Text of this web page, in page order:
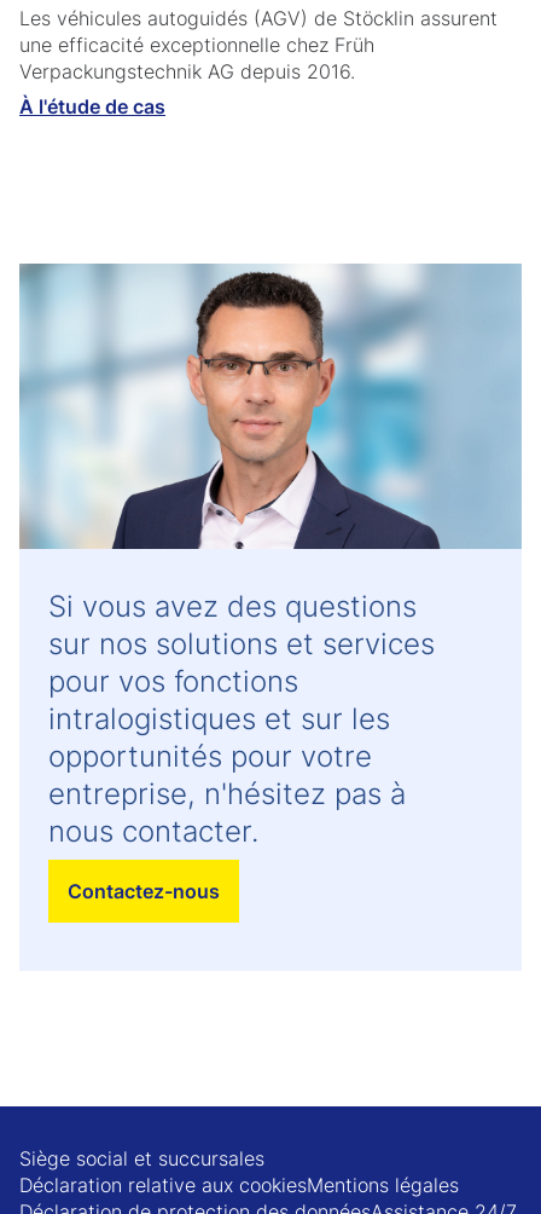
Les véhicules autoguidés (AGV) de Stöcklin assurent
une efficacité exceptionnelle chez Früh
Verpackungstechnik AG depuis 2016.
À l'étude de cas
Si vous avez des questions
sur nos solutions et services
pour vos fonctions
intralogistiques et sur les
opportunités pour votre
entreprise, n'hésitez pas à
nous contacter.
Contactez-nous
Siège social et succursales
Déclaration relative aux cookiesMentions légales